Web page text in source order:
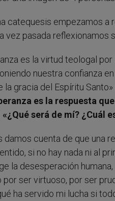
catequesis empezamos a
vez pasada reflexionamos
es la virtud teologal
nuestra confianza
la gracia del Espíritu
es la respuesta
será de mí? ¿Cuál
damos cuenta de que una
si no hay nada ni al
la desesperación
ser virtuoso, por ser
ha servido mi lucha si